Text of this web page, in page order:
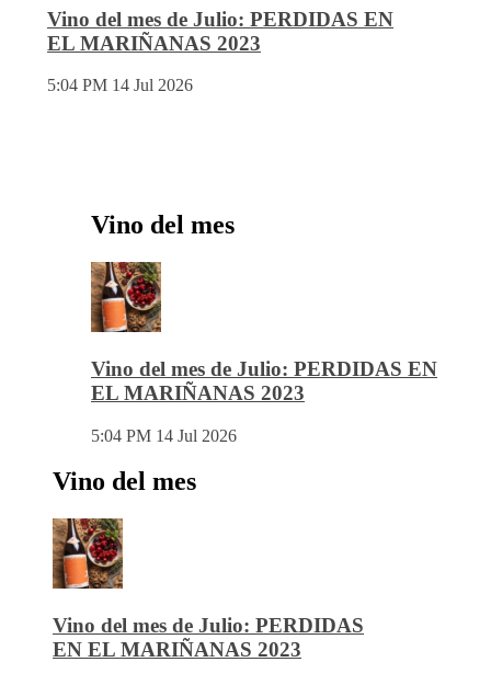
Vino del mes de Julio: PERDIDAS EN
EL MARIÑANAS 2023
5:04 PM 14 Jul 2026
Vino del mes
Vino del mes de Julio: PERDIDAS EN
EL MARIÑANAS 2023
5:04 PM 14 Jul 2026
Vino del mes
Vino del mes de Julio: PERDIDAS
EN EL MARIÑANAS 2023